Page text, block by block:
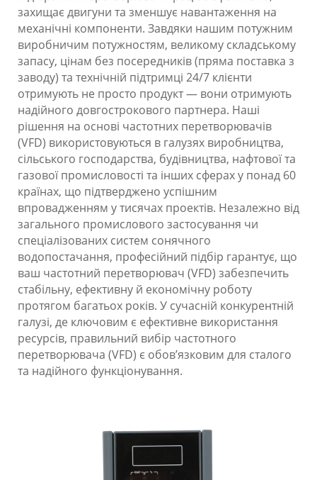
захищає двигуни та зменшує навантаження на
механічні компоненти. Завдяки нашим потужним
виробничим потужностям, великому складському
запасу, цінам без посередників (пряма поставка з
заводу) та технічній підтримці 24/7 клієнти
отримують не просто продукт — вони отримують
надійного довгострокового партнера. Наші
рішення на основі частотних перетворювачів
(VFD) використовуються в галузях виробництва,
сільського господарства, будівництва, нафтової та
газової промисловості та інших сферах у понад 60
країнах, що підтверджено успішним
впровадженням у тисячах проектів. Незалежно від
загального промислового застосування чи
спеціалізованих систем сонячного
водопостачання, професійний підбір гарантує, що
ваш частотний перетворювач (VFD) забезпечить
стабільну, ефективну й економічну роботу
протягом багатьох років. У сучасній конкурентній
галузі, де ключовим є ефективне використання
ресурсів, правильний вибір частотного
перетворювача (VFD) є обов’язковим для сталого
та надійного функціонування.